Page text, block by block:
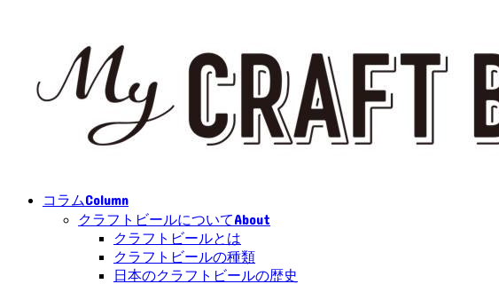
コラムColumn
クラフトビールについてAbout
クラフトビールとは
クラフトビールの種類
日本のクラフトビールの歴史